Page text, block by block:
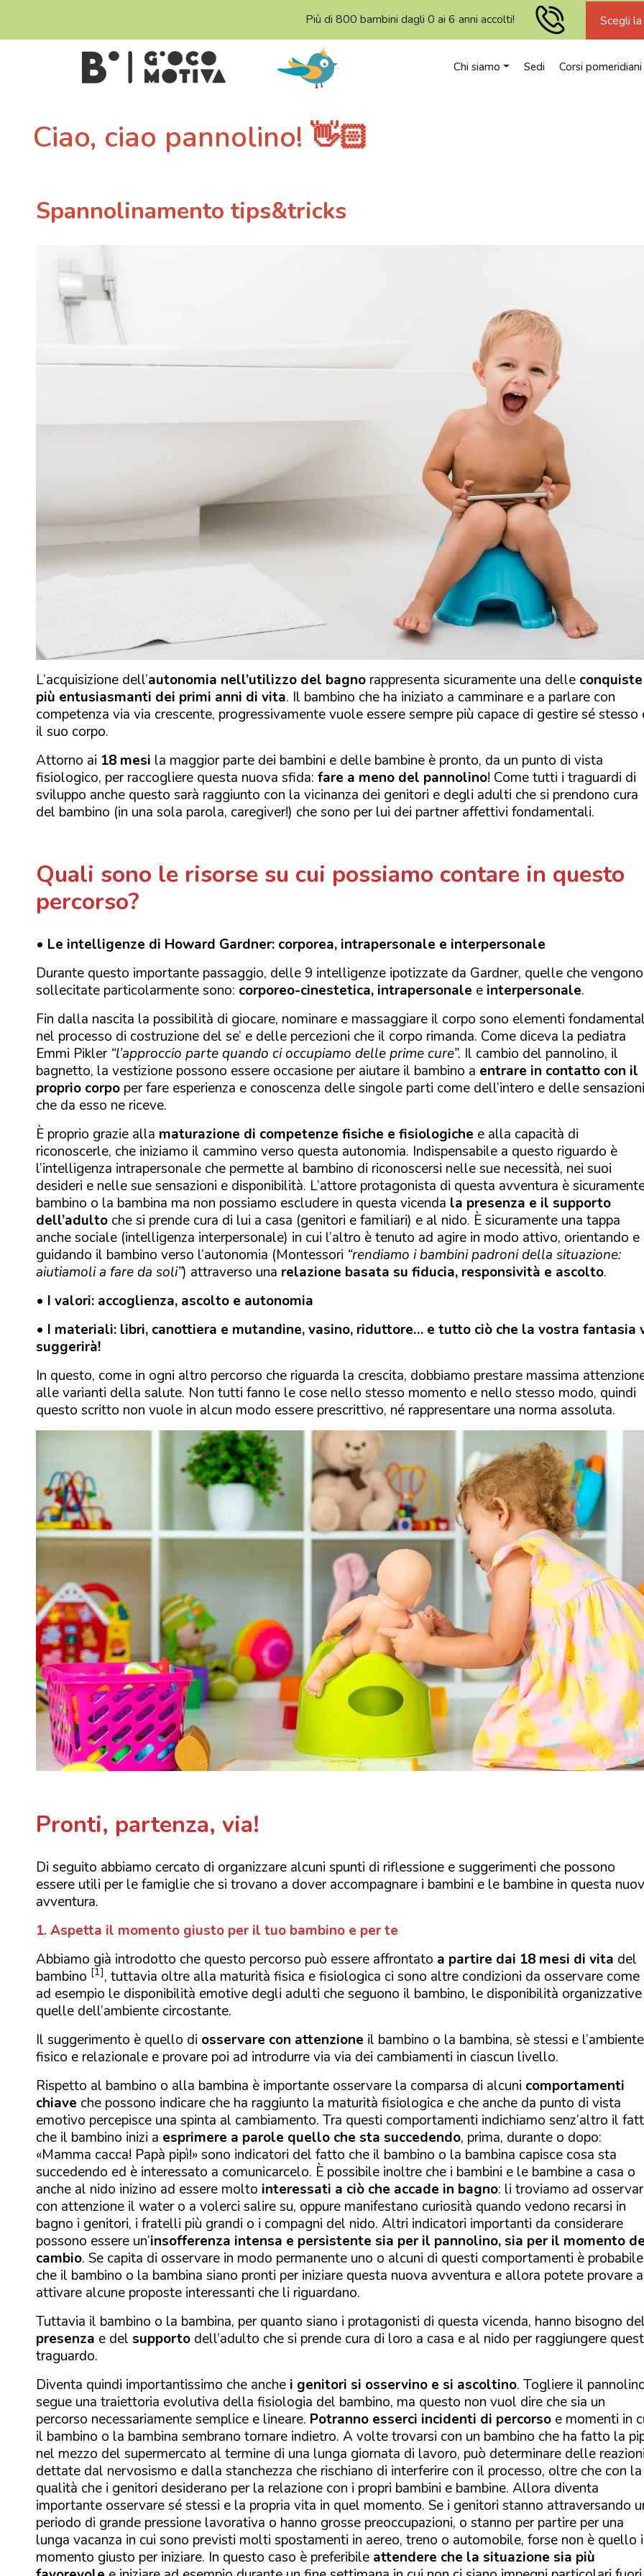
Più di 800 bambini dagli 0 ai 6 anni accolti! Scegli
Chi siamo Sedi Corsi pomeridiani
Ciao, ciao pannolino! 👋🏻
Spannolinamento tips&tricks
L’acquisizione dell’autonomia nell’utilizzo del bagno rappresenta sicuramente una delle conquiste
più entusiasmanti dei primi anni di vita. Il bambino che ha iniziato a camminare e a parlare con
competenza via via crescente, progressivamente vuole essere sempre più capace di gestire sé stesso
il suo corpo.
Attorno ai 18 mesi la maggior parte dei bambini e delle bambine è pronto, da un punto di vista
fisiologico, per raccogliere questa nuova sfida: fare a meno del pannolino! Come tutti i traguardi di
sviluppo anche questo sarà raggiunto con la vicinanza dei genitori e degli adulti che si prendono cura
del bambino (in una sola parola, caregiver!) che sono per lui dei partner affettivi fondamentali.
Quali sono le risorse su cui possiamo contare in questo
percorso?
• Le intelligenze di Howard Gardner: corporea, intrapersonale e interpersonale
Durante questo importante passaggio, delle 9 intelligenze ipotizzate da Gardner, quelle che vengono
sollecitate particolarmente sono: corporeo-cinestetica, intrapersonale e interpersonale.
Fin dalla nascita la possibilità di giocare, nominare e massaggiare il corpo sono elementi
nel processo di costruzione del se’ e delle percezioni che il corpo rimanda. Come diceva la pediatra
Emmi Pikler “l’approccio parte quando ci occupiamo delle prime cure”. Il cambio del pannolino, il
bagnetto, la vestizione possono essere occasione per aiutare il bambino a entrare in contatto con il
proprio corpo per fare esperienza e conoscenza delle singole parti come dell’intero e delle sensazioni
che da esso ne riceve.
È proprio grazie alla maturazione di competenze fisiche e fisiologiche e alla capacità di
riconoscerle, che iniziamo il cammino verso questa autonomia. Indispensabile a questo riguardo è
l’intelligenza intrapersonale che permette al bambino di riconoscersi nelle sue necessità, nei suoi
desideri e nelle sue sensazioni e disponibilità. L’attore protagonista di questa avventura è
bambino o la bambina ma non possiamo escludere in questa vicenda la presenza e il supporto
dell’adulto che si prende cura di lui a casa (genitori e familiari) e al nido. È sicuramente una tappa
anche sociale (intelligenza interpersonale) in cui l’altro è tenuto ad agire in modo attivo, orientando e
guidando il bambino verso l’autonomia (Montessori “rendiamo i bambini padroni della situazione:
aiutiamoli a fare da soli”) attraverso una relazione basata su fiducia, responsività e ascolto.
• I valori: accoglienza, ascolto e autonomia
• I materiali: libri, canottiera e mutandine, vasino, riduttore… e tutto ciò che la vostra fantasia
suggerirà!
In questo, come in ogni altro percorso che riguarda la crescita, dobbiamo prestare massima
alle varianti della salute. Non tutti fanno le cose nello stesso momento e nello stesso modo, quindi
questo scritto non vuole in alcun modo essere prescrittivo, né rappresentare una norma assoluta.
Pronti, partenza, via!
Di seguito abbiamo cercato di organizzare alcuni spunti di riflessione e suggerimenti che possono
essere utili per le famiglie che si trovano a dover accompagnare i bambini e le bambine in questa
avventura.
1. Aspetta il momento giusto per il tuo bambino e per te
Abbiamo già introdotto che questo percorso può essere affrontato a partire dai 18 mesi di vita del
bambino [1], tuttavia oltre alla maturità fisica e fisiologica ci sono altre condizioni da osservare come
ad esempio le disponibilità emotive degli adulti che seguono il bambino, le disponibilità
quelle dell’ambiente circostante.
Il suggerimento è quello di osservare con attenzione il bambino o la bambina, sè stessi e l’ambiente
fisico e relazionale e provare poi ad introdurre via via dei cambiamenti in ciascun livello.
Rispetto al bambino o alla bambina è importante osservare la comparsa di alcuni comportamenti
chiave che possono indicare che ha raggiunto la maturità fisiologica e che anche da punto di vista
emotivo percepisce una spinta al cambiamento. Tra questi comportamenti indichiamo senz’altro il
che il bambino inizi a esprimere a parole quello che sta succedendo, prima, durante o dopo:
«Mamma cacca! Papà pipì!» sono indicatori del fatto che il bambino o la bambina capisce cosa sta
succedendo ed è interessato a comunicarcelo. È possibile inoltre che i bambini e le bambine a casa o
anche al nido inizino ad essere molto interessati a ciò che accade in bagno: li troviamo ad
con attenzione il water o a volerci salire su, oppure manifestano curiosità quando vedono recarsi in
bagno i genitori, i fratelli più grandi o i compagni del nido. Altri indicatori importanti da considerare
possono essere un’insofferenza intensa e persistente sia per il pannolino, sia per il momento
cambio. Se capita di osservare in modo permanente uno o alcuni di questi comportamenti è probabile
che il bambino o la bambina siano pronti per iniziare questa nuova avventura e allora potete provare
attivare alcune proposte interessanti che li riguardano.
Tuttavia il bambino o la bambina, per quanto siano i protagonisti di questa vicenda, hanno bisogno
presenza e del supporto dell’adulto che si prende cura di loro a casa e al nido per raggiungere
traguardo.
Diventa quindi importantissimo che anche i genitori si osservino e si ascoltino. Togliere il
segue una traiettoria evolutiva della fisiologia del bambino, ma questo non vuol dire che sia un
percorso necessariamente semplice e lineare. Potranno esserci incidenti di percorso e momenti in
il bambino o la bambina sembrano tornare indietro. A volte trovarsi con un bambino che ha fatto la
nel mezzo del supermercato al termine di una lunga giornata di lavoro, può determinare delle
dettate dal nervosismo e dalla stanchezza che rischiano di interferire con il processo, oltre che con la
qualità che i genitori desiderano per la relazione con i propri bambini e bambine. Allora diventa
importante osservare sé stessi e la propria vita in quel momento. Se i genitori stanno attraversando
periodo di grande pressione lavorativa o hanno grosse preoccupazioni, o stanno per partire per una
lunga vacanza in cui sono previsti molti spostamenti in aereo, treno o automobile, forse non è quello
momento giusto per iniziare. In questo caso è preferibile attendere che la situazione sia più